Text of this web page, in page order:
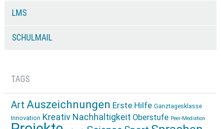
LMS
SCHULMAIL
TAGS
Art Auszeichnungen Erste Hilfe Ganztagesklasse
Innovation Kreativ Nachhaltigkeit Oberstufe Peer-Mediation